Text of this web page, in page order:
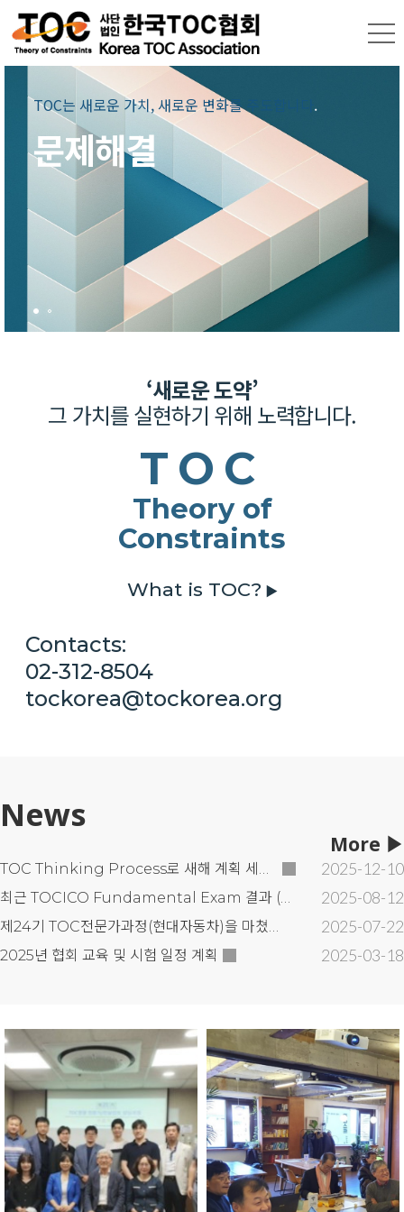
‘새로운 도약’
그 가치를 실현하기 위해 노력합니다.
TOC
Theory of
Constraints
What is TOC? ▶
Contacts:
02-312-8504
tockorea@tockorea.org
TOC는 새로운 가치, 새로운 변화를 주도합니다 .
문제해결
TOC는 새로운 가치,새로운 변화를 주도합니다.
TOC로 가치있는 목표와
기업 철학을 만들어
나갑니다.
News
More ▶
2025-12-10
2025-08-12
2025-07-22
2025년 협회 교육 및 시험 일정 계획 2025-03-18